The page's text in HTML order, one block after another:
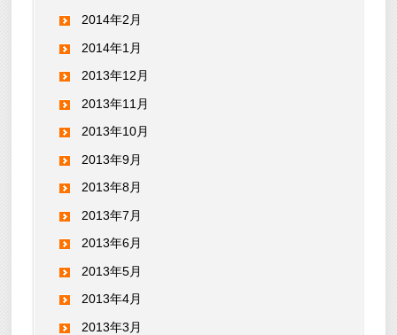
2014年2月
2014年1月
2013年12月
2013年11月
2013年10月
2013年9月
2013年8月
2013年7月
2013年6月
2013年5月
2013年4月
2013年3月